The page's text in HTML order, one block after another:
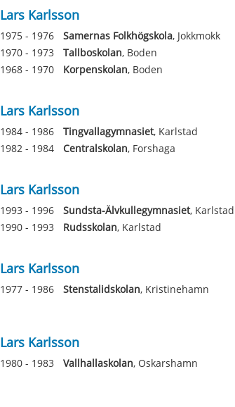
Lars Karlsson
1975 - 1976 Samernas Folkhögskola, Jokkmokk
1970 - 1973
Tallboskolan, Boden
1968 - 1970
Korpenskolan, Boden
Lars Karlsson
1984 - 1986 Tingvallagymnasiet, Karlstad
1982 - 1984
Centralskolan, Forshaga
Lars Karlsson
1993 - 1996 Sundsta-Älvkullegymnasiet, Karlstad
1990 - 1993
Rudsskolan, Karlstad
Lars Karlsson
1977 - 1986 Stenstalidskolan, Kristinehamn
Lars Karlsson
1980 - 1983 Vallhallaskolan, Oskarshamn